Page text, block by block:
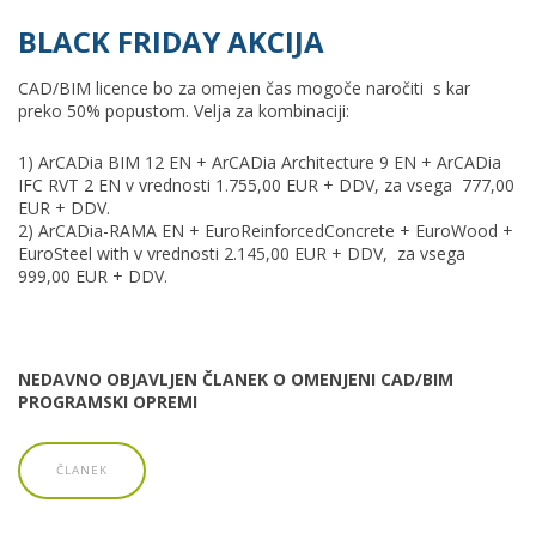
BLACK FRIDAY AKCIJA
CAD/BIM licence bo za omejen čas mogoče naročiti s kar
preko 50% popustom. Velja za kombinaciji:
1) ArCADia BIM 12 EN + ArCADia Architecture 9 EN + ArCADia
IFC RVT 2 EN v vrednosti 1.755,00 EUR + DDV, za vsega 777,00
EUR + DDV.
2) ArCADia-RAMA EN + EuroReinforcedConcrete + EuroWood +
EuroSteel with v vrednosti 2.145,00 EUR + DDV, za vsega
999,00 EUR + DDV.
NEDAVNO OBJAVLJEN ČLANEK O OMENJENI CAD/BIM
PROGRAMSKI OPREMI
ČLANEK